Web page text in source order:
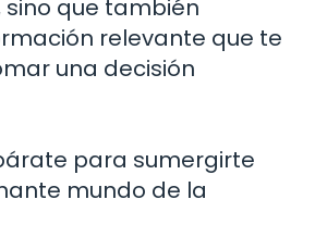
sino que también
relevante que te
una decisión
para sumergirte
mundo de la